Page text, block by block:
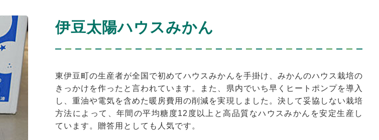
伊豆太陽ハウスみかん
東伊豆町の生産者が全国で初めてハウスみかんを手掛け、みかんのハウス栽培の
きっかけを作ったと言われています。また、県内でいち早くヒートポンプを導入
し、重油や電気を含めた暖房費用の削減を実現しました。決して妥協しない栽培
方法によって、年間の平均糖度12度以上と高品質なハウスみかんを安定生産し
ています。贈答用としても人気です。